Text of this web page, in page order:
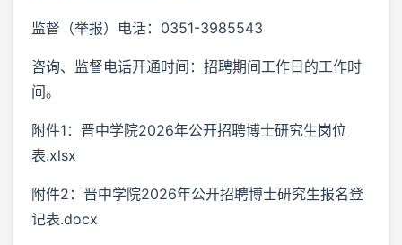
监督（举报）电话：0351-3985543
咨询、监督电话开通时间：招聘期间工作日的工作时
间。
附件1：晋中学院2026年公开招聘博士研究生岗位
表.xlsx
附件2：晋中学院2026年公开招聘博士研究生报名登
记表.docx